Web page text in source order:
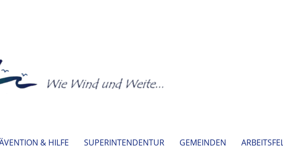
& HILFE SUPERINTENDENTUR GEMEINDEN